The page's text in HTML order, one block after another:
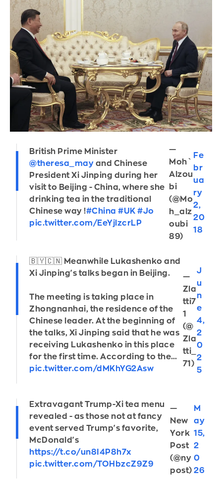
British Prime Minister
@theresa_may and Chinese
President Xi Jinping during her
visit to Beijing - China, where she
drinking tea in the traditional
Chinese way !#China #UK #Jo
pic.twitter.com/EeYjlzcrLP
—
Moh`
Alzou
bi
(@Mo
h_alz
oubi
89)
Fe
br
ua
ry
2,
20
18
🇧🇾🇨🇳 Meanwhile Lukashenko and
Xi Jinping's talks began in Beijing.
The meeting is taking place in
Zhongnanhai, the residence of the
Chinese leader. At the beginning of
the talks, Xi Jinping said that he was
receiving Lukashenko in this place
for the first time. According to the…
pic.twitter.com/dMKhYG2Asw
—
Zla
tti7
1
(@
Zla
tti_
71)
J
u
n
e
4,
2
0
2
5
Extravagant Trump-Xi tea menu
revealed - as those not at fancy
event served Trump's favorite,
McDonald's
https://t.co/un8I4P8h7x
pic.twitter.com/TOHbzcZ9Z9
—
New
York
Post
(@ny
post)
M
ay
15,
2
0
26